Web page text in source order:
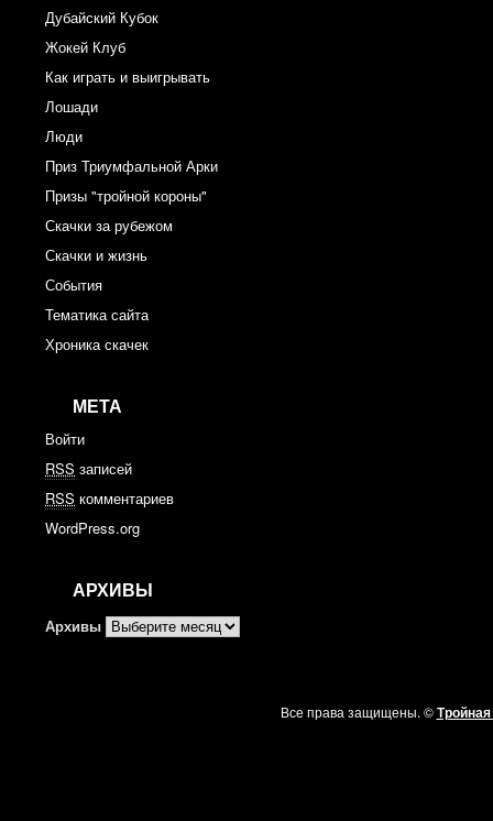
Дубайский Кубок
Жокей Клуб
Как играть и выигрывать
Лошади
Люди
Приз Триумфальной Арки
Призы "тройной короны"
Скачки за рубежом
Скачки и жизнь
События
Тематика сайта
Хроника скачек
МЕТА
Войти
RSS записей
RSS комментариев
WordPress.org
АРХИВЫ
Архивы
Все права защищены. ©